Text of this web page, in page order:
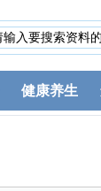
健康养生